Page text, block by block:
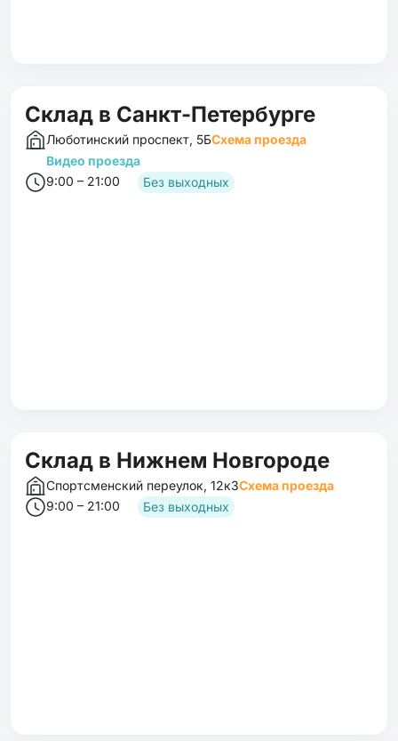
Склад в Санкт-Петербурге
Люботинский проспект, 5БСхема проезда
Видео проезда
9:00 – 21:00
Без выходных
Склад в Нижнем Новгороде
Спортсменский переулок, 12к3Схема проезда
9:00 – 21:00
Без выходных